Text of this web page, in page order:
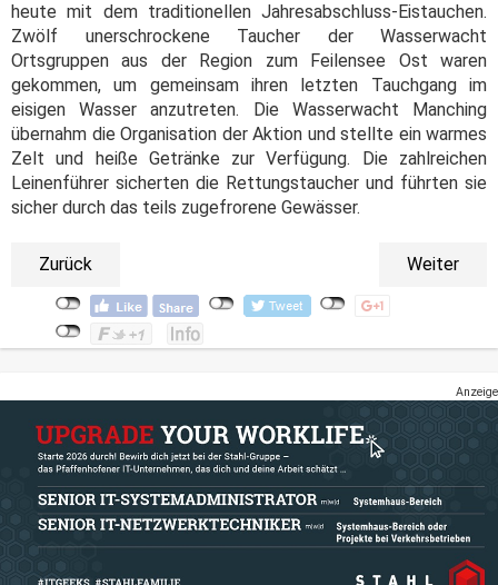
heute mit dem traditionellen Jahresabschluss-Eistauchen.
Zwölf unerschrockene Taucher der Wasserwacht
Ortsgruppen aus der Region zum Feilensee Ost waren
gekommen, um gemeinsam ihren letzten Tauchgang im
eisigen Wasser anzutreten. Die Wasserwacht Manching
übernahm die Organisation der Aktion und stellte ein warmes
Zelt und heiße Getränke zur Verfügung. Die zahlreichen
Leinenführer sicherten die Rettungstaucher und führten sie
sicher durch das teils zugefrorene Gewässer.
Zurück Weiter
Anzeige